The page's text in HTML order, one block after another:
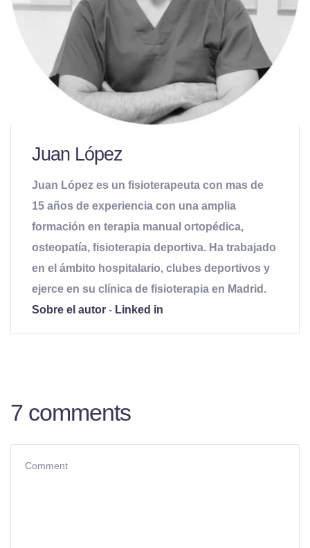
Juan López
Juan López es un fisioterapeuta con mas de
15 años de experiencia con una amplia
formación en terapia manual ortopédica,
osteopatía, fisioterapia deportiva. Ha trabajado
en el ámbito hospitalario, clubes deportivos y
ejerce en su clínica de fisioterapia en Madrid.
Sobre el autor - Linked in
7 comments